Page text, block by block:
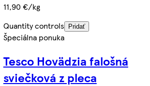
11,90 €/kg
Quantity controls
Pridať
Špeciálna ponuka
Tesco Hovädzia falošná
sviečková z pleca